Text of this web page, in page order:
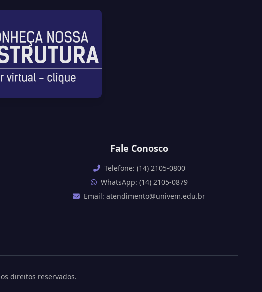
Fale Conosco
Telefone: (14) 2105-0800
WhatsApp: (14) 2105-0879
Email: atendimento@univem.edu.br
direitos reservados.